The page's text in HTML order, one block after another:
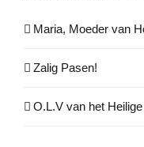
Maria, Moeder van
Zalig Pasen!
O.L.V van het